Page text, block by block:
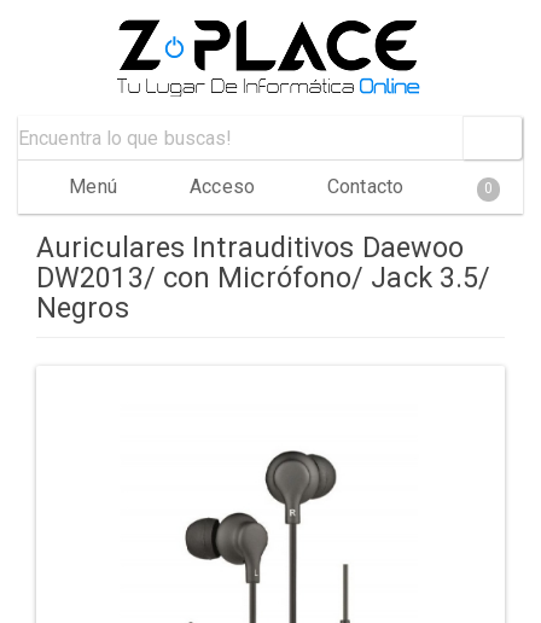
Menú Acceso Contacto 0
Auriculares Intrauditivos Daewoo
DW2013/ con Micrófono/ Jack 3.5/
Negros